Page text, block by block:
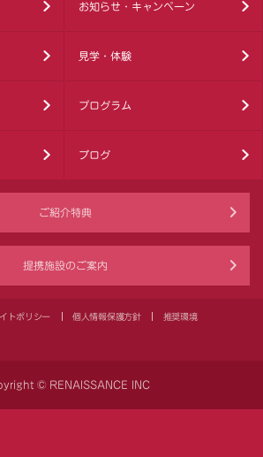
お知らせ・キャンペーン
見学・体験
プログラム
ブログ
ご紹介特典
提携施設のご案内
トポリシー 個人情報保護方針 推奨環境
© RENAISSANCE INC